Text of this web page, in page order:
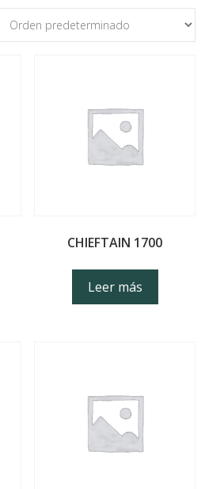
CHIEFTAIN 1700
Leer más